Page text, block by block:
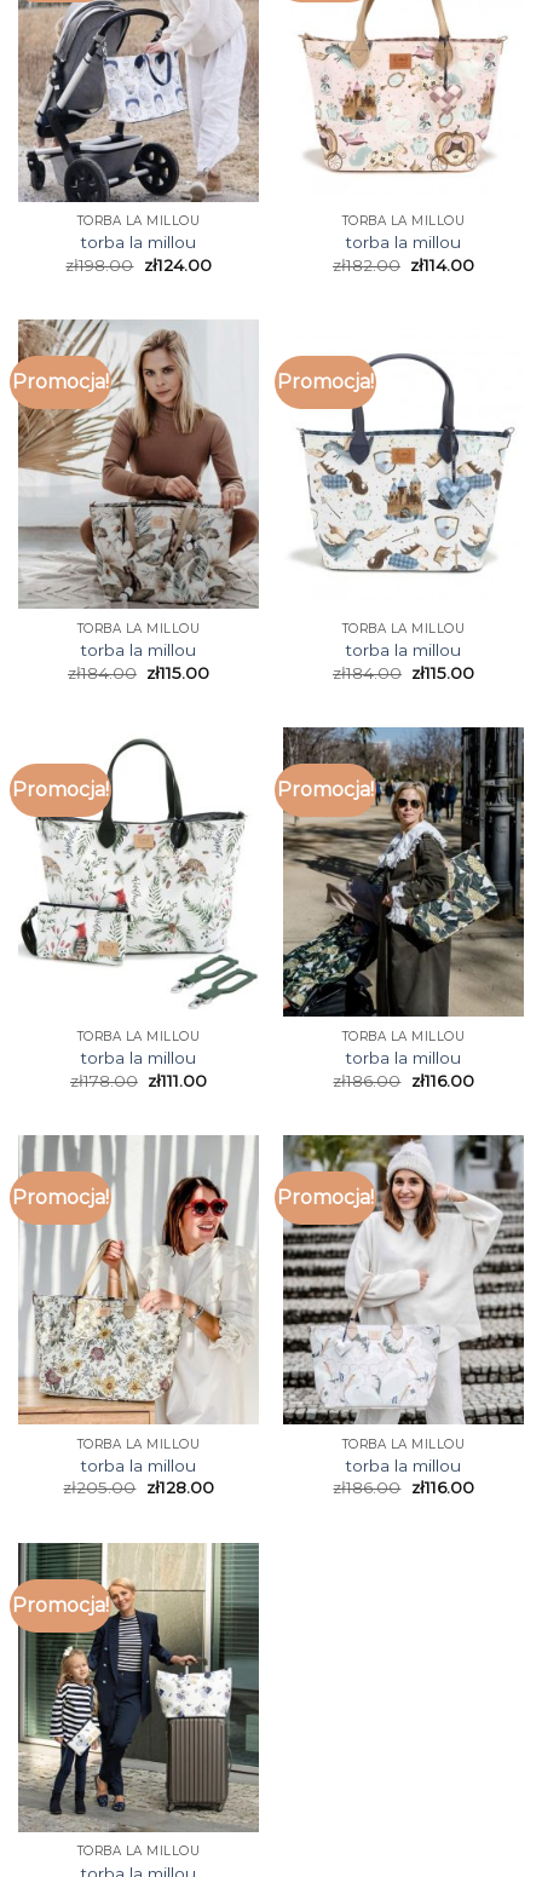
TORBA LA MILLOU
torba la millou
zł198.00 zł124.00
TORBA LA MILLOU
torba la millou
zł182.00 zł114.00
Promocja!
TORBA LA MILLOU
torba la millou
zł184.00 zł115.00
Promocja!
TORBA LA MILLOU
torba la millou
zł184.00 zł115.00
Promocja!
TORBA LA MILLOU
torba la millou
zł178.00 zł111.00
Promocja!
TORBA LA MILLOU
torba la millou
zł186.00 zł116.00
Promocja!
TORBA LA MILLOU
torba la millou
zł205.00 zł128.00
Promocja!
TORBA LA MILLOU
torba la millou
zł186.00 zł116.00
Promocja!
TORBA LA MILLOU
torba la millou